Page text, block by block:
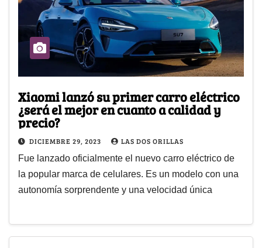
Xiaomi lanzó su primer carro eléctrico
¿será el mejor en cuanto a calidad y
precio?
DICIEMBRE 29, 2023 LAS DOS ORILLAS
Fue lanzado oficialmente el nuevo carro eléctrico de
la popular marca de celulares. Es un modelo con una
autonomía sorprendente y una velocidad única